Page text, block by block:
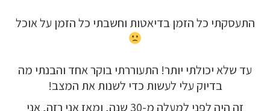
התעסקתי כל הזמן בדיאטות וחשבתי כל הזמן על אוכל
עד שלא יכולתי יותר! התעוררתי בוקר אחד והבנתי מה
בדיוק עלי לעשות כדי לשנות את המצב!
זה היה לפני למעלה מ-30 שנה, ומאז אני רזה, אני